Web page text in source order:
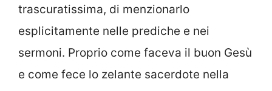
trascuratissima, di menzionarlo
esplicitamente nelle prediche e nei
sermoni. Proprio come faceva il buon Gesù
e come fece lo zelante sacerdote nella